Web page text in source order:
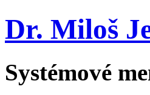
Dr. Miloš
Systémové